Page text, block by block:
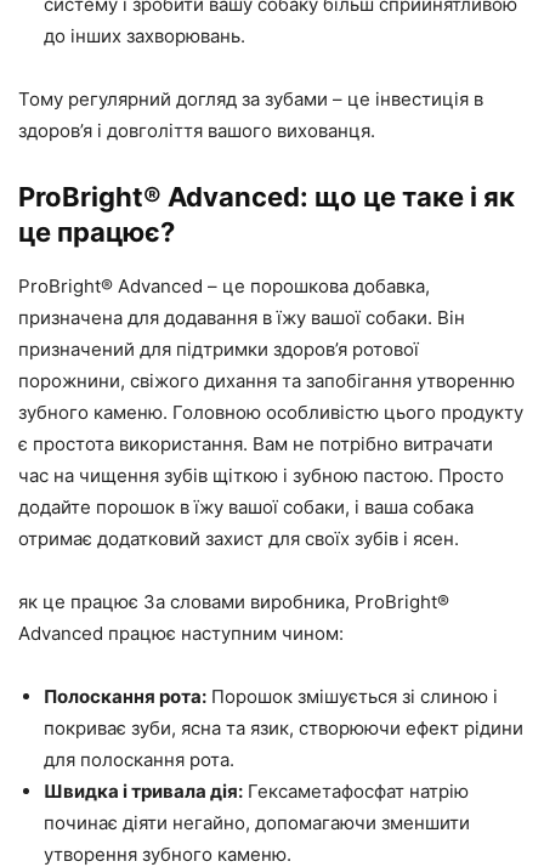
до інших захворювань.
Тому регулярний догляд за зубами – це інвестиція в
здоров’я і довголіття вашого вихованця.
ProBright® Advanced: що це таке і як
це працює?
ProBright® Advanced – це порошкова добавка,
призначена для додавання в їжу вашої собаки. Він
призначений для підтримки здоров’я ротової
порожнини, свіжого дихання та запобігання утворенню
зубного каменю. Головною особливістю цього продукту
є простота використання. Вам не потрібно витрачати
час на чищення зубів щіткою і зубною пастою. Просто
додайте порошок в їжу вашої собаки, і ваша собака
отримає додатковий захист для своїх зубів і ясен.
як це працює За словами виробника, ProBright®
Advanced працює наступним чином:
Полоскання рота: Порошок змішується зі слиною і
покриває зуби, ясна та язик, створюючи ефект рідини
для полоскання рота.
Швидка і тривала дія: Гексаметафосфат натрію
починає діяти негайно, допомагаючи зменшити
утворення зубного каменю.